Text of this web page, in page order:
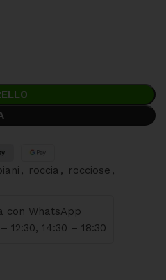
, roccia , rocciose ,
con WhatsApp
12:30, 14:30 – 18:30